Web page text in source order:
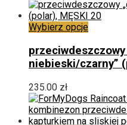
Wybierz opcjeTen
ma
wiele
można
wybrać
na
niebieski/czarny”
235.00 zł